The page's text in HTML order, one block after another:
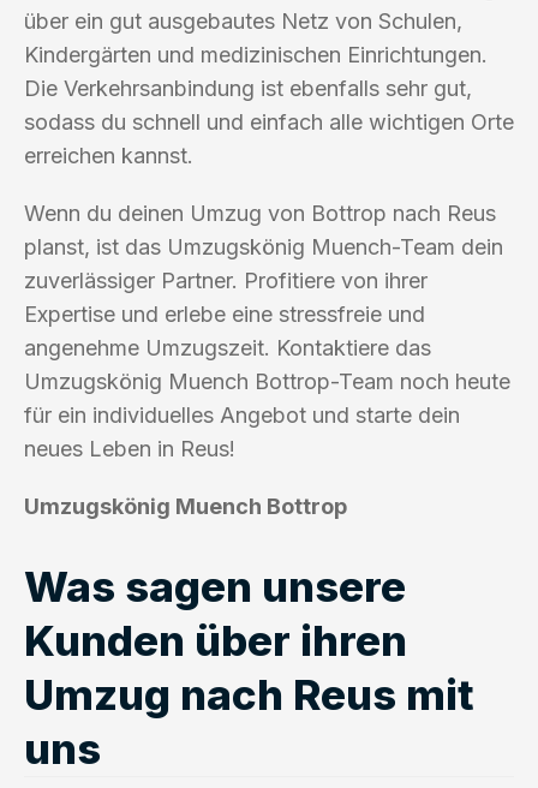
über ein gut ausgebautes Netz von Schulen,
Kindergärten und medizinischen Einrichtungen.
Die Verkehrsanbindung ist ebenfalls sehr gut,
sodass du schnell und einfach alle wichtigen Orte
erreichen kannst.
Wenn du deinen Umzug von Bottrop nach Reus
planst, ist das Umzugskönig Muench-Team dein
zuverlässiger Partner. Profitiere von ihrer
Expertise und erlebe eine stressfreie und
angenehme Umzugszeit. Kontaktiere das
Umzugskönig Muench Bottrop-Team noch heute
für ein individuelles Angebot und starte dein
neues Leben in Reus!
Umzugskönig Muench Bottrop
Was sagen unsere
Kunden über ihren
Umzug nach Reus mit
uns